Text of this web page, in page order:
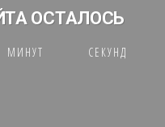
ОСТАЛОСЬ
МИНУТ СЕКУНД